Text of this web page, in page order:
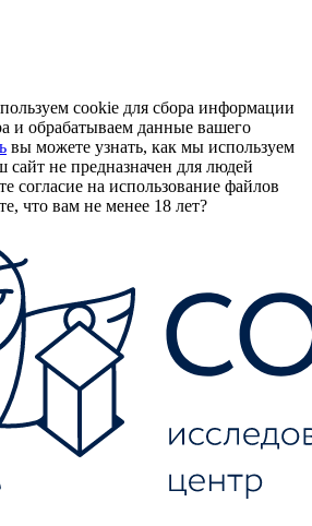
cookie для сбора информации
и обрабатываем данные вашего
вы можете узнать, как мы используем
не предназначен для людей
согласие на использование файлов
что вам не менее 18 лет?